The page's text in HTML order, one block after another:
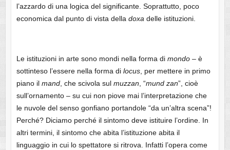
l’azzardo di una logica del significante. Soprattutto, poco
economica dal punto di vista della doxadelle istituzioni.
Le istituzioni in arte sono mondi nella forma di mondo– è
sottinteso l’essere nella forma di locus, per mettere in primo
piano il mand, che scivola sul muzzan, “mund zan”, cioè
sull’ornamento – su cui non piove mai l’interpretazione che
le nuvole del senso gonfiano portandole “da un’altra scena”!
Perché? Diciamo perché il sintomo deve istituire l’ordine. In
altri termini, il sintomo che abita l’istituzione abita il
linguaggio in cui lo spettatore si ritrova. Infatti l’opera come